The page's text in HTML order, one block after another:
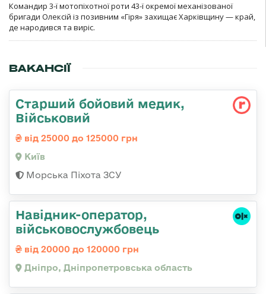
Командир 3-ї мотопіхотної роти 43-ї окремої механізованої
бригади Олексій із позивним «Гіря» захищає Харківщину — край,
де народився та виріс.
ВАКАНСІЇ
Старший бойовий медик,
Військовий
від 25000 до 125000 грн
Київ
Морська Піхота ЗСУ
Навідник-оператор,
військовослужбовець
від 20000 до 120000 грн
Дніпро, Дніпропетровська область